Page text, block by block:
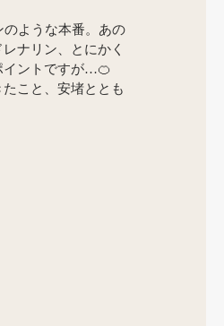
ような本番。あの
ナリン、とにかく
イントですが…🍊
こと、安堵ととも